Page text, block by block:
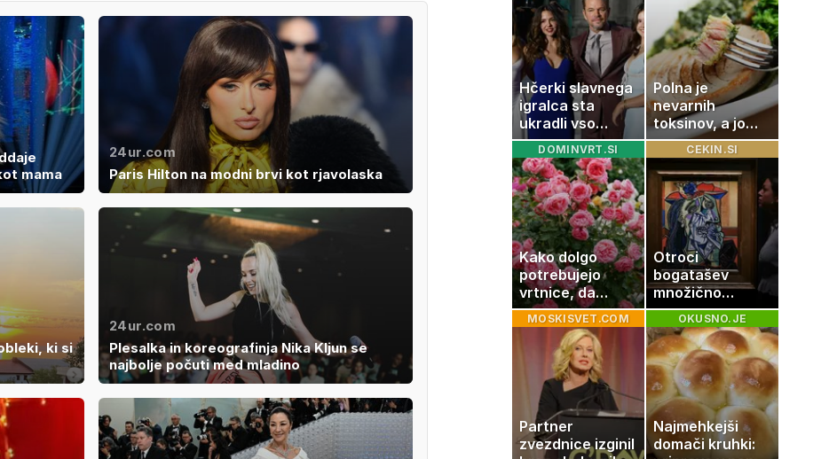
mama
24ur.com
Paris Hilton na modni brvi kot rjavolaska
ki si
24ur.com
Plesalka in koreografinja Nika Kljun se
najbolje počuti med mladino
Hčerki slavnega
igralca sta
ukradli vso
pozornost
Polna je
nevarnih
toksinov, a jo
imamo vsi radi:
to je najbolj
nezdrava riba, ki
jo mnogi redno
uživajo
DOMINVRT.SI
Kako dolgo
potrebujejo
vrtnice, da
zrastejo? Vse o
rasti, cvetenju
in negi vrtnic
CEKIN.SI
Otroci
bogatašev
množično
prodajajo
družinske
zbirke: raje
imajo denar kot
umetnine
MOSKISVET.COM
Partner
zvezdnice izginil
OKUSNO.JE
Najmehkejši
domači kruhki: